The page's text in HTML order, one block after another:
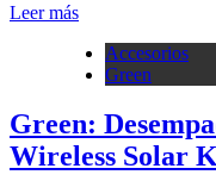
Leer más
Accesorios
Green
Green:
Wireless Solar